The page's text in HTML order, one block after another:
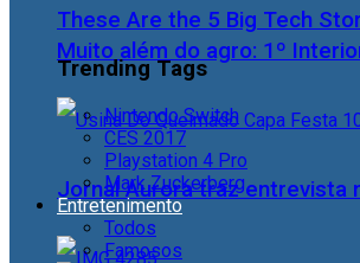
Muito além do agro: 1º
Jornal Aurora traz entrevista
These Are the 5 Big Tech
Trending Tags
Nintendo Switch
CES 2017
Playstation 4 Pro
Mark Zuckerberg
Entretenimento
Todos
Famosos